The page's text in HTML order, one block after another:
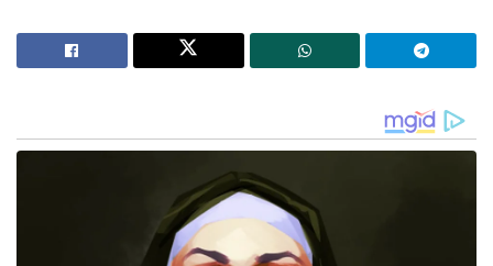
അധികാരം നിലനിർത്തിയത്.
‘പാകിസ്താനിൽ വീണ്ടും സൈനിക അട്ടിമറിക്ക്
ആസിം മുനീർ സർവ്വാധികാരിയാകും
‘സവർക്കറുടെ മാപ്പപേക്ഷ തെളിയിക്കാമോ?
തെളിയിച്ചാൽ ഒരു ലക്ഷം രൂപ!’; സോഷ്യൽ
മീഡിയയിൽ ചരിത്ര വെല്ലുവിളിയുമായി യുവാവ്